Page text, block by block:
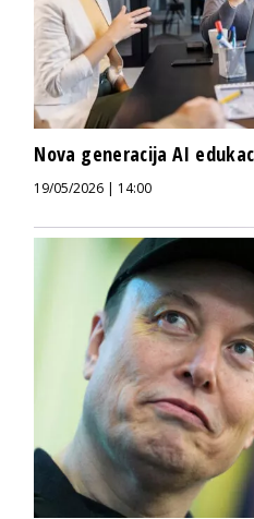
Nova generacija AI
19/05/2026 | 14:00